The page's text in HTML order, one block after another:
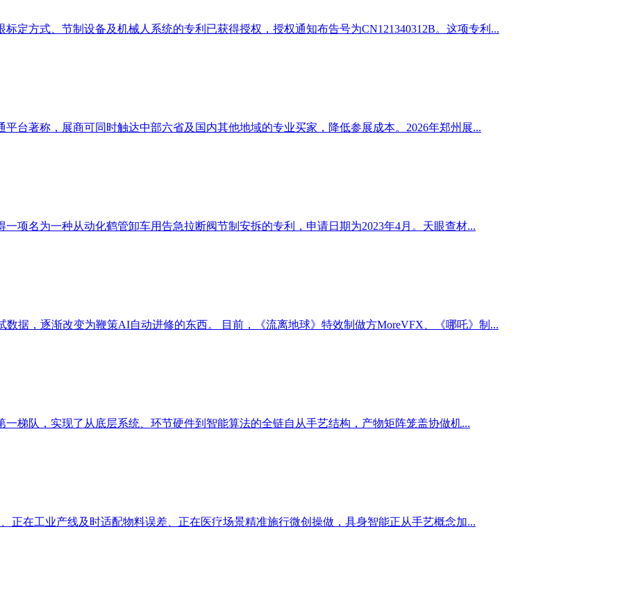
定方式、节制设备及机械人系统的专利已获得授权，授权通知布告号为CN121340312B。这项专利...
台著称，展商可同时触达中部六省及国内其他地域的专业买家，降低参展成本。2026年郑州展...
项名为一种从动化鹤管卸车用告急拉断阀节制安拆的专利，申请日期为2023年4月。天眼查材...
据，逐渐改变为鞭策AI自动进修的东西。 目前，《流离地球》特效制做方MoreVFX、《哪吒》制...
梯队，实现了从底层系统、环节硬件到智能算法的全链自从手艺结构，产物矩阵笼盖协做机...
正在工业产线及时适配物料误差、正在医疗场景精准施行微创操做，具身智能正从手艺概念加...